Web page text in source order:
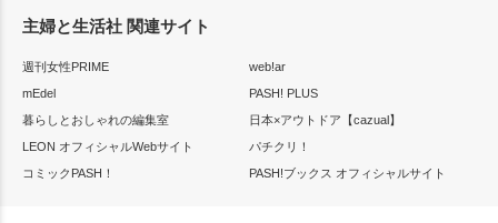
主婦と生活社 関連サイト
週刊女性PRIME
web!ar
mEdel
PASH! PLUS
暮らしとおしゃれの編集室
日本×アウトドア【cazual】
LEON オフィシャルWebサイト
パチクリ！
コミックPASH！
PASH!ブックス オフィシャルサイト